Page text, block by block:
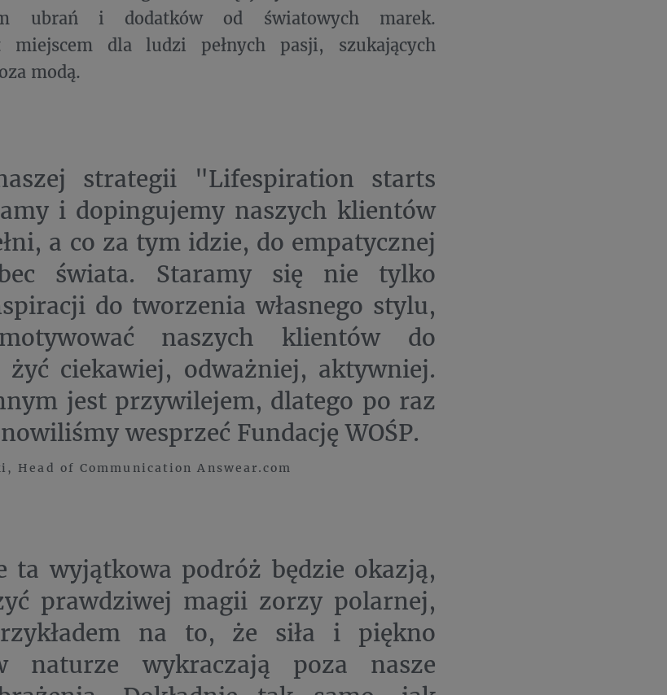
ubrań i dodatków od światowych marek.
miejscem dla ludzi pełnych pasji, szukających
modą.
strategii "Lifespiration starts
i dopingujemy naszych klientów
a co za tym idzie, do empatycznej
świata. Staramy się nie tylko
do tworzenia własnego stylu,
naszych klientów do
żyć ciekawiej, odważniej, aktywniej.
jest przywilejem, dlatego po raz
wesprzeć Fundację WOŚP.
Head of Communication Answear.com
ta wyjątkowa podróż będzie okazją,
prawdziwej magii zorzy polarnej,
na to, że siła i piękno
naturze wykraczają poza nasze